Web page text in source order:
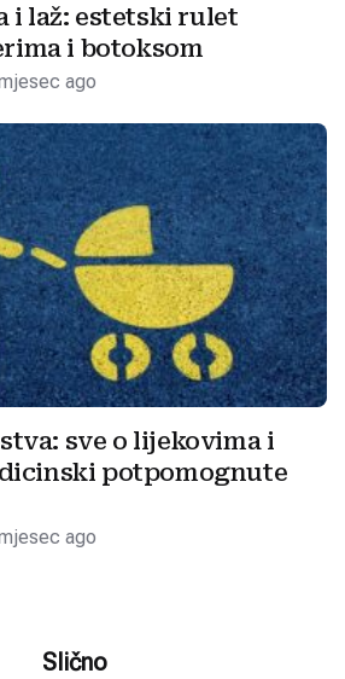
i laž: estetski rulet
i botoksom
ago
sve o lijekovima i
potpomognute
ago
Slično